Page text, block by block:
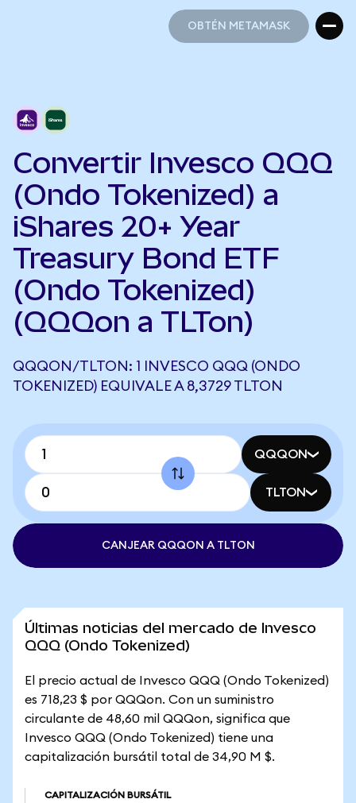
OBTÉN METAMASK
Convertir Invesco QQQ
(Ondo Tokenized) a
iShares 20+ Year
Treasury Bond ETF
(Ondo Tokenized)
(QQQon a TLTon)
QQQON/TLTON: 1 INVESCO QQQ (ONDO
TOKENIZED) EQUIVALE A 8,3729 TLTON
QQQON
TLTON
CANJEAR QQQON A TLTON
Últimas noticias del mercado de Invesco
QQQ (Ondo Tokenized)
El precio actual de Invesco QQQ (Ondo Tokenized)
es 718,23 $ por QQQon. Con un suministro
circulante de 48,60 mil QQQon, significa que
Invesco QQQ (Ondo Tokenized) tiene una
capitalización bursátil total de 34,90 M $.
CAPITALIZACIÓN BURSÁTIL